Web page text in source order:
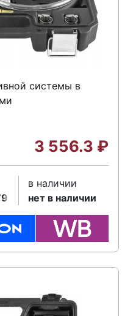
системы в
3 556.3 ₽
в наличии
нет в наличии